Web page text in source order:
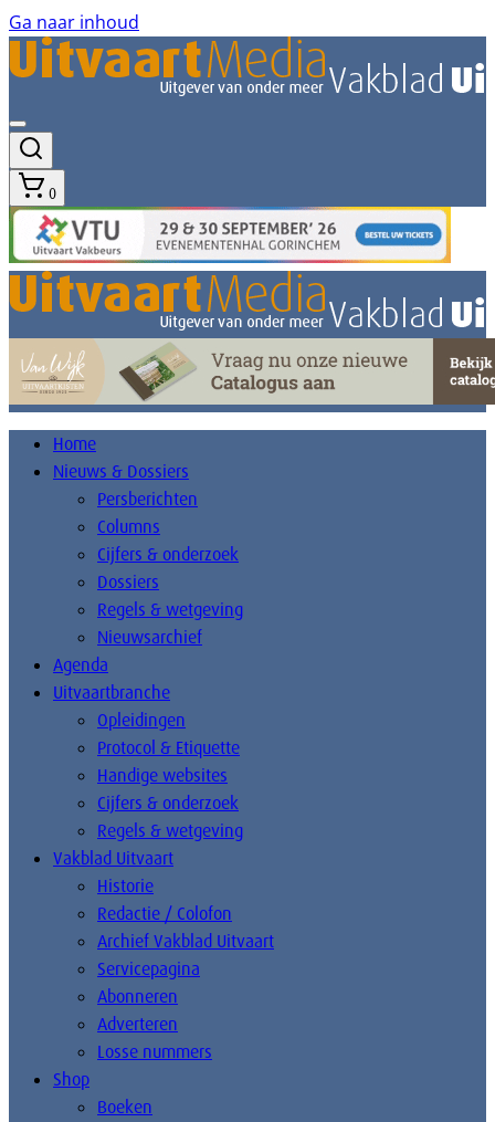
Ga naar inhoud
0
Home
Nieuws & Dossiers
Persberichten
Columns
Cijfers & onderzoek
Dossiers
Regels & wetgeving
Nieuwsarchief
Agenda
Uitvaartbranche
Opleidingen
Protocol & Etiquette
Handige websites
Cijfers & onderzoek
Regels & wetgeving
Vakblad Uitvaart
Historie
Redactie / Colofon
Archief Vakblad Uitvaart
Servicepagina
Abonneren
Adverteren
Losse nummers
Shop
Boeken